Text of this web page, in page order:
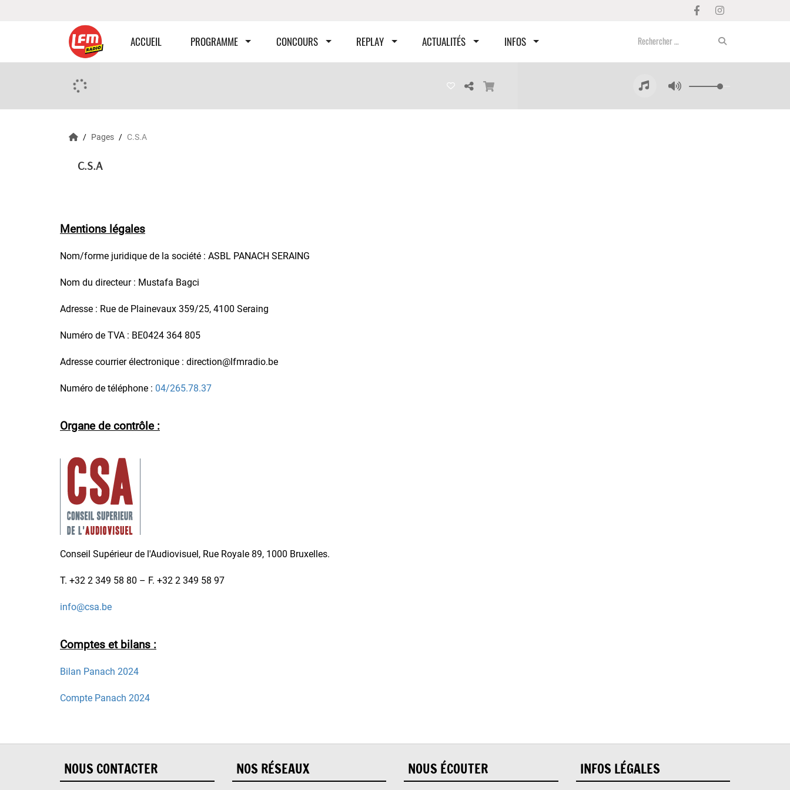
ACCUEIL PROGRAMME CONCOURS REPLAY ACTUALITÉS INFOS
Pages C.S.A
C.S.A
Mentions légales
Nom/forme juridique de la société : ASBL PANACH SERAING
Nom du directeur : Mustafa Bagci
Adresse : Rue de Plainevaux 359/25, 4100 Seraing
Numéro de TVA : BE0424 364 805
Adresse courrier électronique : direction@lfmradio.be
Numéro de téléphone : 04/265.78.37
Organe de contrôle :
Conseil Supérieur de l'Audiovisuel, Rue Royale 89, 1000 Bruxelles.
T. +32 2 349 58 80 – F. +32 2 349 58 97
info@csa.be
Comptes et bilans :
Bilan Panach 2024
Compte Panach 2024
NOUS CONTACTER NOS RÉSEAUX NOUS ÉCOUTER INFOS LÉGALES